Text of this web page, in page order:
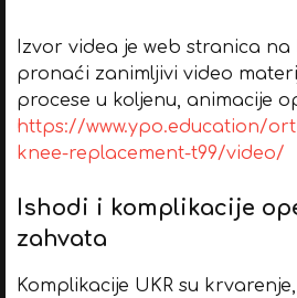
Izvor videa je web stranica na
pronaći zanimljivi video
procese u koljenu, animacije
https://www.ypo.education/
knee-replacement-t99/video/
Ishodi i komplikacije
zahvata
Komplikacije UKR su